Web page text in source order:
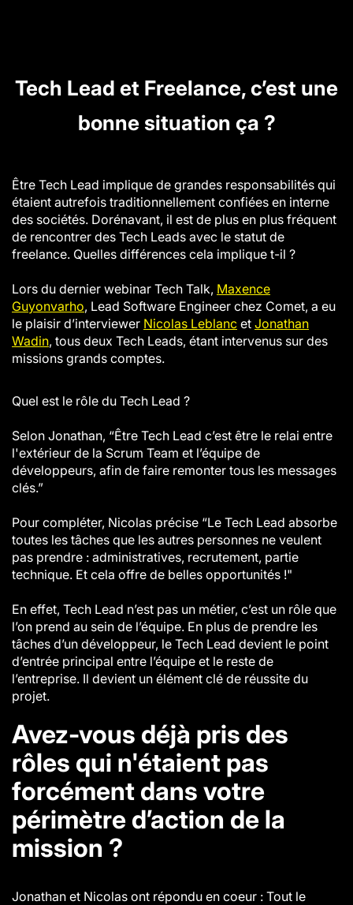
Tech Lead et Freelance, c’est une
bonne situation ça ?
Être Tech Lead implique de grandes responsabilités qui
étaient autrefois traditionnellement confiées en interne
des sociétés. Dorénavant, il est de plus en plus fréquent
de rencontrer des Tech Leads avec le statut de
freelance. Quelles différences cela implique t-il ?
Lors du dernier webinar Tech Talk, Maxence
Guyonvarho, Lead Software Engineer chez Comet, a eu
le plaisir d’interviewer Nicolas Leblanc et Jonathan
Wadin, tous deux Tech Leads, étant intervenus sur des
missions grands comptes.
Quel est le rôle du Tech Lead ?
Selon Jonathan, “Être Tech Lead c’est être le relai entre
l'extérieur de la Scrum Team et l’équipe de
développeurs, afin de faire remonter tous les messages
clés.”
Pour compléter, Nicolas précise “Le Tech Lead absorbe
toutes les tâches que les autres personnes ne veulent
pas prendre : administratives, recrutement, partie
technique. Et cela offre de belles opportunités !"
En effet, Tech Lead n’est pas un métier, c’est un rôle que
l’on prend au sein de l’équipe. En plus de prendre les
tâches d’un développeur, le Tech Lead devient le point
d’entrée principal entre l’équipe et le reste de
l’entreprise. Il devient un élément clé de réussite du
projet.
Avez-vous déjà pris des
rôles qui n'étaient pas
forcément dans votre
périmètre d’action de la
mission ?
Jonathan et Nicolas ont répondu en coeur : Tout le